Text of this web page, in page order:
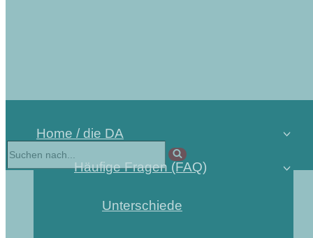
Home / die DA
Häufige Fragen (FAQ)
Unterschiede